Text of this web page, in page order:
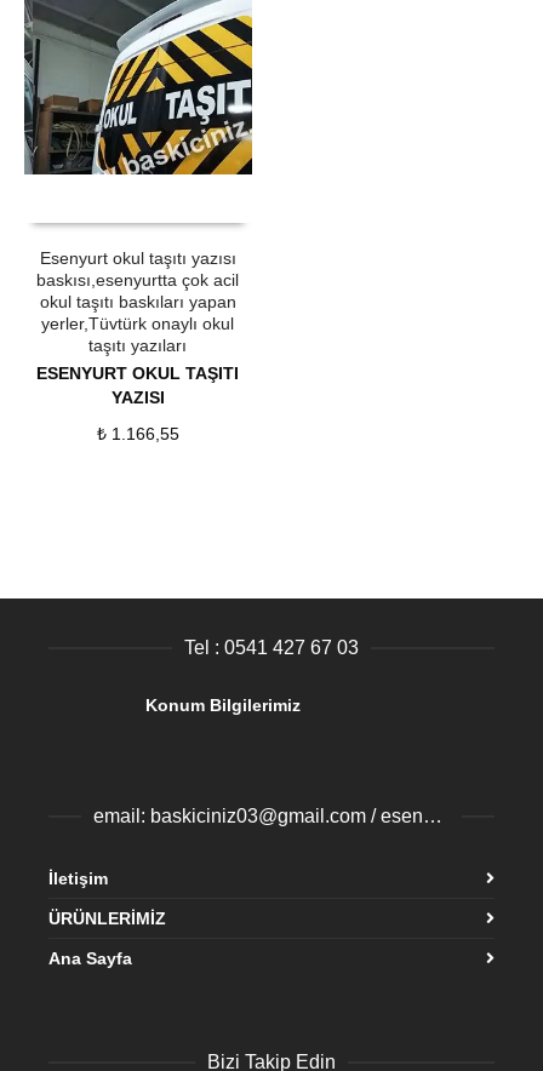
Esenyurt okul taşıtı yazısı
baskısı,esenyurtta çok acil
okul taşıtı baskıları yapan
yerler,Tüvtürk onaylı okul
taşıtı yazıları
ESENYURT OKUL TAŞITI
YAZISI
₺1.166,55
Tel : 0541 427 67 03
Konum Bilgilerimiz
email: baskiciniz03@gmail.com / esenyurtbaski@gmail.com
İletişim
ÜRÜNLERİMİZ
Ana Sayfa
Bizi Takip Edin